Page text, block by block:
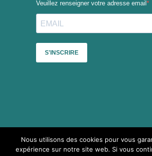
Sauf mention contraire, le contenu du site du
Nous utilisons des cookies pour vous
expérience sur notre site web. Si vous